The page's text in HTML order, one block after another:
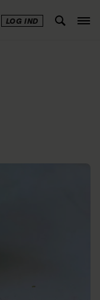
LOG IND